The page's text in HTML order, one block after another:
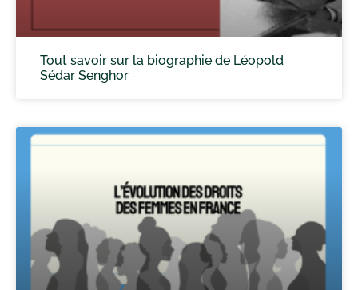
Tout savoir sur la biographie de Léopold
Sédar Senghor